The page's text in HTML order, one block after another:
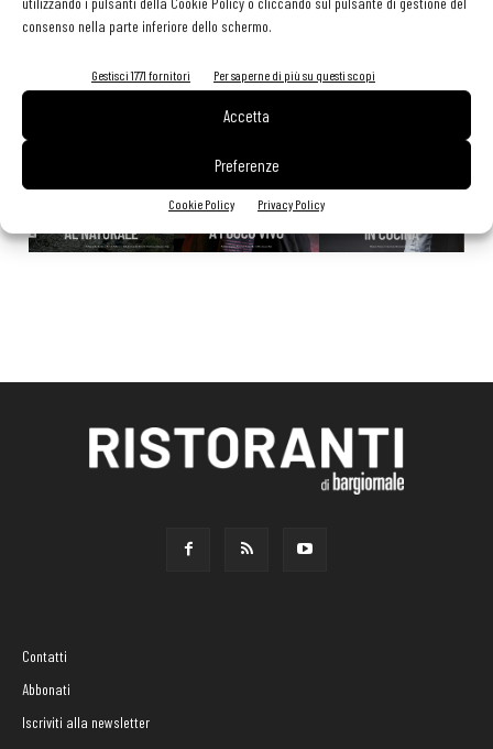
consenso nella parte inferiore dello schermo.
Gestisci 1771 fornitori Per saperne di più su questi scopi
Accetta
Preferenze
Cookie Policy Privacy Policy
EDICOLA WEB
Contatti
Abbonati
Iscriviti alla newsletter